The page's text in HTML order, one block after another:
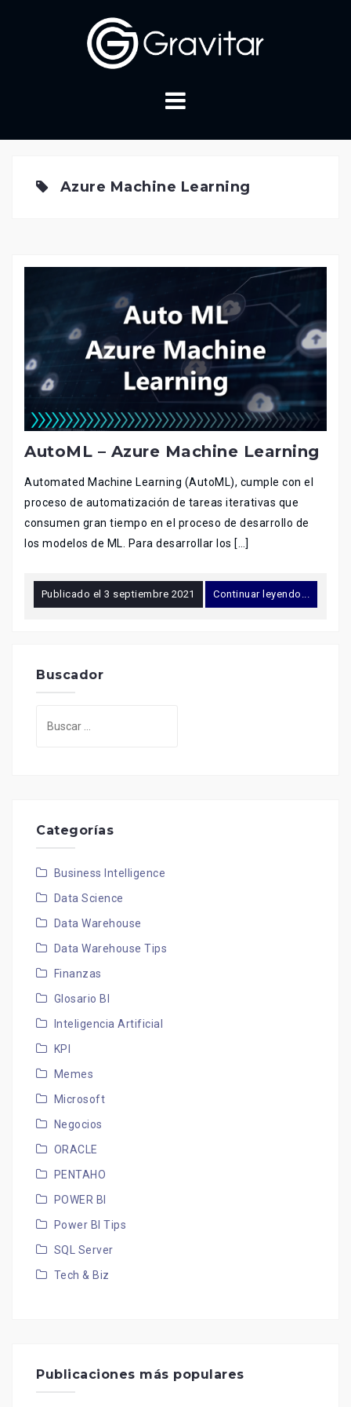
Azure Machine Learning
AutoML – Azure Machine Learning
Automated Machine Learning (AutoML), cumple con el
proceso de automatización de tareas iterativas que
consumen gran tiempo en el proceso de desarrollo de
los modelos de ML. Para desarrollar los […]
Publicado el3 septiembre 2021 Continuar leyendo...
Buscador
Categorías
Business Intelligence
Data Science
Data Warehouse
Data Warehouse Tips
Finanzas
Glosario BI
Inteligencia Artificial
KPI
Memes
Microsoft
Negocios
ORACLE
PENTAHO
POWER BI
Power BI Tips
SQL Server
Tech & Biz
Publicaciones más populares